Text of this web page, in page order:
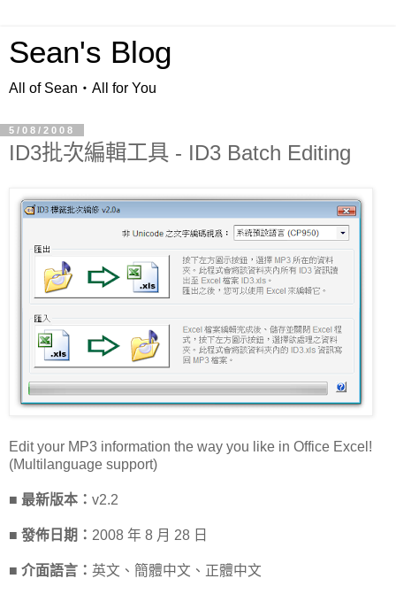
Sean's Blog
All of Sean‧All for You
5/08/2008
ID3批次編輯工具 - ID3 Batch Editing
Edit your MP3 information the way you like in Office Excel!
(Multilanguage support)
■ 最新版本： v2.2
■ 發佈日期： 2008 年 8 月 28 日
■ 介面語言： 英文、簡體中文、正體中文